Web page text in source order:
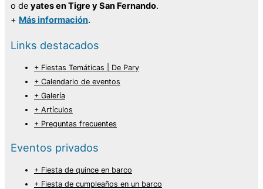
o de yates en Tigre y San Fernando.
+ Más información.
Links destacados
+ Fiestas Temáticas | De Pary
+ Calendario de eventos
+ Galería
+ Artículos
+ Preguntas frecuentes
Eventos privados
+ Fiesta de quince en barco
+ Fiesta de cumpleaños en un barco